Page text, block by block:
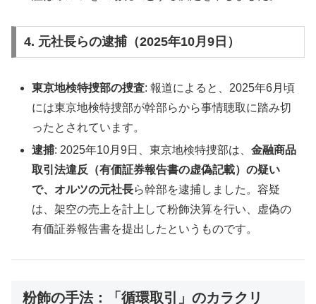
4. 元社長らの逮捕（2025年10月9日）
東京地検特捜部の捜査: 報道によると、2025年6月頃
には東京地検特捜部が幹部らから事情聴取に踏み切
ったとされています。
逮捕: 2025年10月9日、東京地検特捜部は、金融商品
取引法違反（有価証券報告書の虚偽記載）の疑い
で、オルツの元社長ら幹部を逮捕しました。容疑
は、架空の売上を計上して粉飾決算を行い、虚偽の
有価証券報告書を提出したというものです。
粉飾の手法：「循環取引」のカラクリ